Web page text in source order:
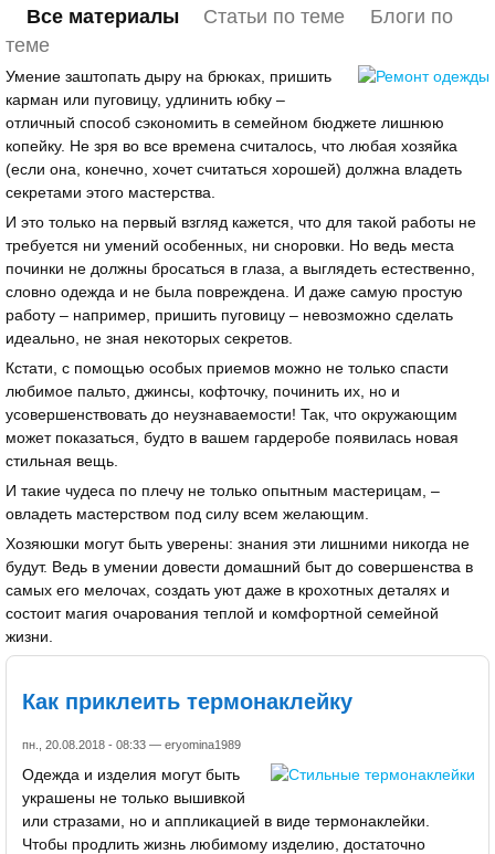
Все материалы Статьи по теме
Блоги по
теме
Умение заштопать дыру на брюках, пришить
карман или пуговицу, удлинить юбку –
отличный способ сэкономить в семейном бюджете лишнюю
копейку. Не зря во все времена считалось, что любая хозяйка
(если она, конечно, хочет считаться хорошей) должна владеть
секретами этого мастерства.
И это только на первый взгляд кажется, что для такой работы не
требуется ни умений особенных, ни сноровки. Но ведь места
починки не должны бросаться в глаза, а выглядеть естественно,
словно одежда и не была повреждена. И даже самую простую
работу – например, пришить пуговицу – невозможно сделать
идеально, не зная некоторых секретов.
Кстати, с помощью особых приемов можно не только спасти
любимое пальто, джинсы, кофточку, починить их, но и
усовершенствовать до неузнаваемости! Так, что окружающим
может показаться, будто в вашем гардеробе появилась новая
стильная вещь.
И такие чудеса по плечу не только опытным мастерицам, –
овладеть мастерством под силу всем желающим.
Хозяюшки могут быть уверены: знания эти лишними никогда не
будут. Ведь в умении довести домашний быт до совершенства в
самых его мелочах, создать уют даже в крохотных деталях и
состоит магия очарования теплой и комфортной семейной
жизни.
Как приклеить термонаклейку
пн., 20.08.2018 - 08:33 — eryomina1989
Одежда и изделия могут быть
украшены не только вышивкой
или стразами, но и аппликацией в виде термонаклейки.
Чтобы продлить жизнь любимому изделию, достаточно